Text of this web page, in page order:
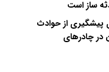
ساز است
پیشگیری از حوادث
در چادرهای